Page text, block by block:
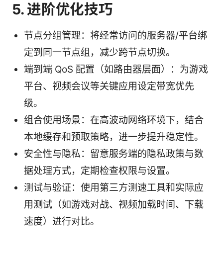
5. 进阶优化技巧
节点分组管理：将经常访问的服务器/平台绑
定到同一节点组，减少跨节点切换。
端到端 QoS 配置（如路由器层面）：为游戏
平台、视频会议等关键应用设定带宽优先
级。
组合使用场景：在高波动网络环境下，结合
本地缓存和预取策略，进一步提升稳定性。
安全性与隐私：留意服务端的隐私政策与数
据处理方式，定期检查权限与设置。
测试与验证：使用第三方测速工具和实际应
用测试（如游戏对战、视频加载时间、下载
速度）进行对比。